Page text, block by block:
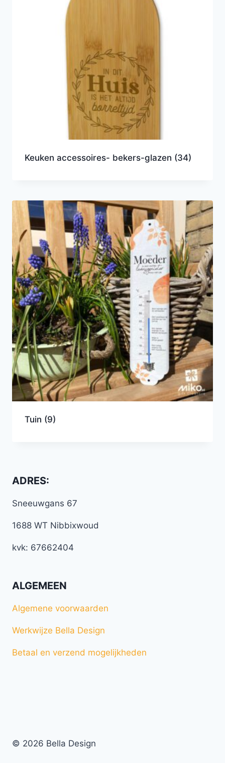
Keuken accessoires- bekers-glazen (34)
Tuin (9)
ADRES:
Sneeuwgans 67
1688 WT Nibbixwoud
kvk: 67662404
ALGEMEEN
Algemene voorwaarden
Werkwijze Bella Design
Betaal en verzend mogelijkheden
© 2026 Bella Design